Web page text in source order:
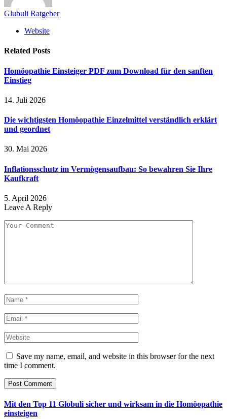
Glubuli Ratgeber
Website
Related Posts
Homöopathie Einsteiger PDF zum Download für den sanften
Einstieg
14. Juli 2026
Die wichtigsten Homöopathie Einzelmittel verständlich erklärt
und geordnet
30. Mai 2026
Inflationsschutz im Vermögensaufbau: So bewahren Sie Ihre
Kaufkraft
5. April 2026
Leave A Reply
Save my name, email, and website in this browser for the next
time I comment.
Mit den Top 11 Globuli sicher und wirksam in die Homöopathie
einsteigen